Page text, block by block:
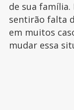
de sua
sentirão falta
em muitos
mudar essa